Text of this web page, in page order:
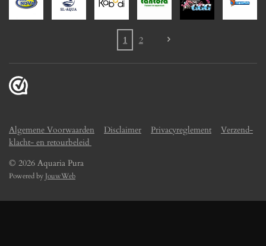
1 2
Algemene Voorwaarden Disclaimer Privacyreglement
Verzend-
klacht- en retourbeleid
© 2026 Aquaria Pura
Powered by JouwWeb